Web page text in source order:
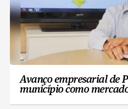
Avanço empresarial de
município como